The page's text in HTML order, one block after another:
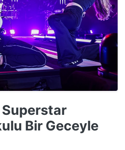
Bir Geceyle